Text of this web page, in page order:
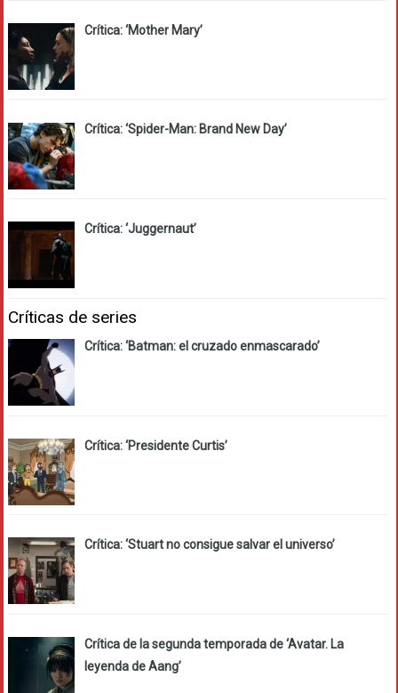
Crítica: ‘Mother Mary’
Crítica: ‘Spider-Man: Brand New Day’
Crítica: ‘Juggernaut’
Críticas de series
Crítica: ‘Batman: el cruzado enmascarado’
Crítica: ‘Presidente Curtis’
Crítica: ‘Stuart no consigue salvar el universo’
Crítica de la segunda temporada de ‘Avatar. La
leyenda de Aang’